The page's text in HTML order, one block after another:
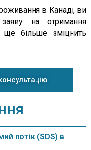
в Канаді, ви
на отримання
ще більше зміцнить
потік (SDS) в